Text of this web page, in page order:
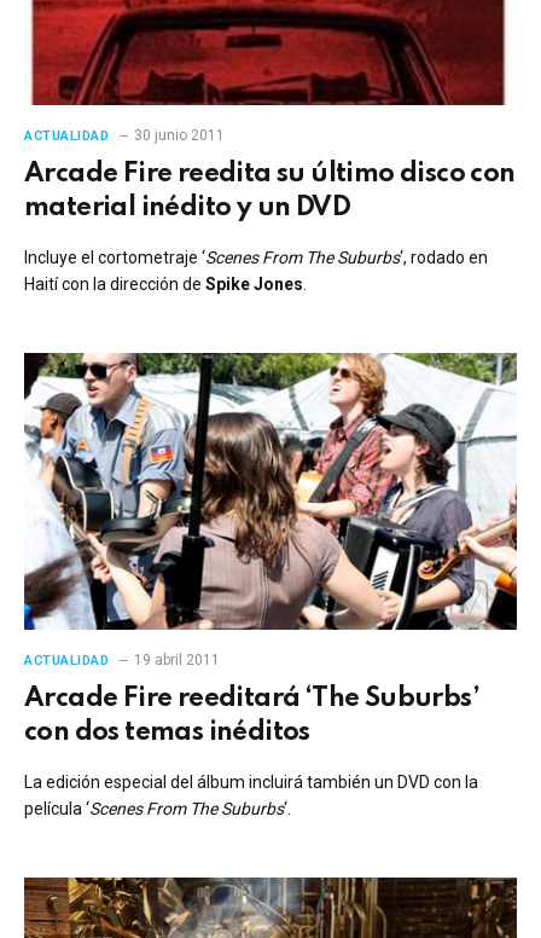
ACTUALIDAD 30 junio 2011
Arcade Fire reedita su último disco con
material inédito y un DVD
Incluye el cortometraje ‘Scenes From The Suburbs‘, rodado en
Haití con la dirección de Spike Jones
ACTUALIDAD 19 abril 2011
Arcade Fire reeditará ‘The Suburbs’
con dos temas inéditos
La edición especial del álbum incluirá también un DVD con la
película ‘Scenes From The Suburbs‘.